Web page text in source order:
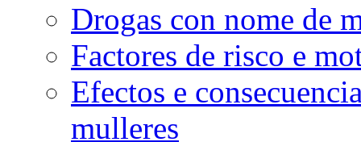
Drogas con nome de
Factores de risco e
Efectos e
mulleres